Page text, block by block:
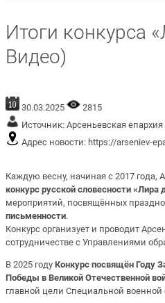
Итоги конкурса
Видео)
30.03.2025
2815
Источник: Арсеньевская епархия
Адрес новости: https://arseniev-
Каждую весну, начиная с 2017 года,
конкурс русской словесности «Лира
мероприятий, посвящённых
письменности.
Конкурс организует и проводит
сотрудничестве с Управлениями
В 2025 году Конкурс посвящён Году
Победы в Великой Отечественной
главной цели Специальной военной